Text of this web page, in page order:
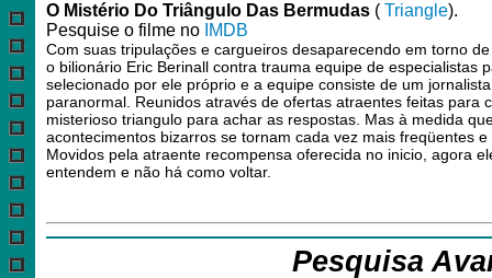
O Mistério Do Triângulo Das Bermudas ( Triangle).
Pesquise o filme no IMDB
Com suas tripulações e cargueiros desaparecendo em torno
o bilionário Eric Berinall contra trauma equipe de especialistas
selecionado por ele próprio e a equipe consiste de um
paranormal. Reunidos através de ofertas atraentes feitas para
misterioso triangulo para achar as respostas. Mas à medida
acontecimentos bizarros se tornam cada vez mais freqüentes
Movidos pela atraente recompensa oferecida no inicio, agora
entendem e não há como voltar.
Pesquisa